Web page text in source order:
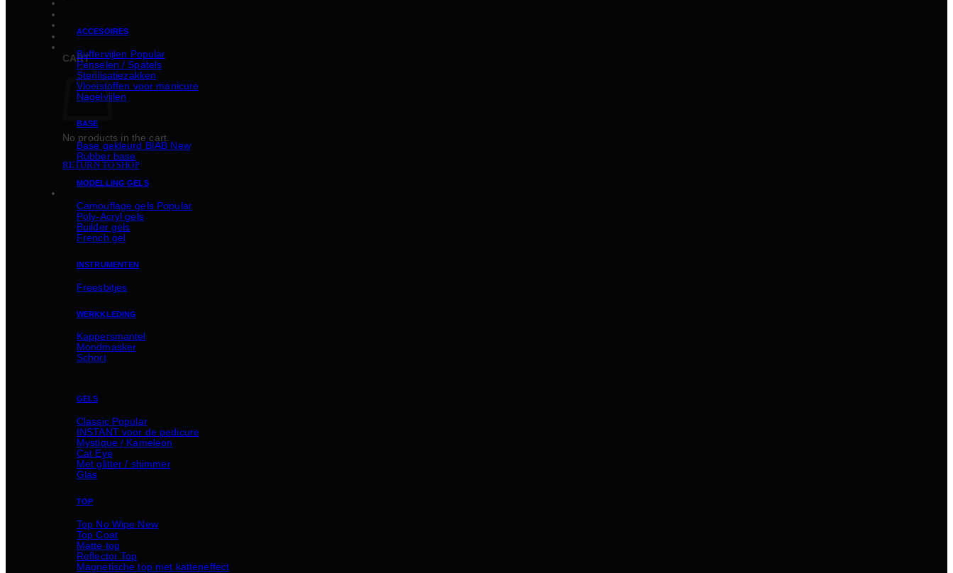
CART
No products in the cart.
RETURN TO SHOP
ACCESOIRES
Buffervijlen
Penselen / Spatels
Sterilisatiezakken
Vloeistoffen voor manicure
Nagelvijlen
BASE
Basе gekleurd BIAB
Rubber basе
MODELLING GELS
Camouflage gels
Poly-Acryl gels
Builder gels
French gel
INSTRUMENTEN
Freesbitjes
WERKKLEDING
Kappersmantel
Mondmasker
Schort
GELS
Classic
INSTANT voor de pedicure
Mystique / Kameleon
Cat Eye
Met glitter / shimmer
Glas
TOP
Top No Wipe
Top Coat
Matte top
Reflector Top
Magnetische top met katteneffect